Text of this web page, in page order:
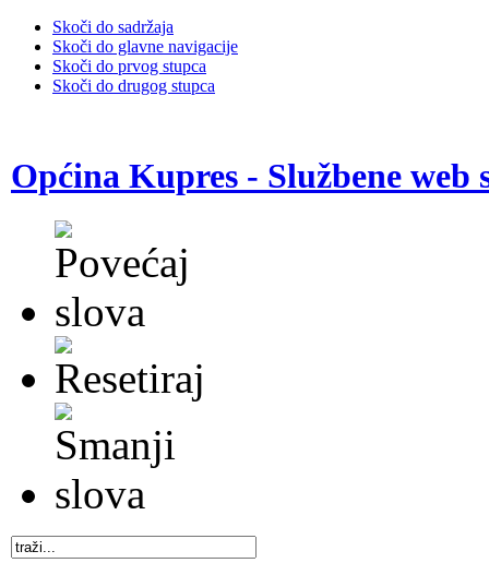
Skoči do sadržaja
Skoči do glavne navigacije
Skoči do prvog stupca
Skoči do drugog stupca
Općina Kupres - Službene web